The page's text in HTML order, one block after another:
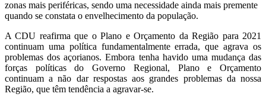
zonas mais periféricas, sendo uma necessidade ainda mais premente
quando se constata o envelhecimento da população.
A CDU reafirma que o Plano e Orçamento da Região para 2021
continuam uma política fundamentalmente errada, que agrava os
problemas dos açorianos. Embora tenha havido uma mudança das
forças políticas do Governo Regional, Plano e Orçamento
continuam a não dar respostas aos grandes problemas da nossa
Região, que têm tendência a agravar-se.